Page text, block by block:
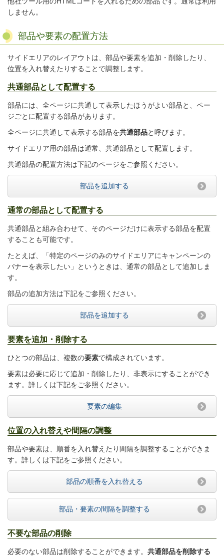
しません。
部品や要素の配置方法
サイドエリアのレイアウトは、部品や要素を追加・削除したり、
位置を入れ替えたりすることで調整します。
共通部品として配置する
部品には、全ページに共通して表示したほうがよい部品と、ペー
ジごとに配置する部品があります。
全ページに共通して表示する部品を共通部品と呼びます。
サイドエリア用の部品は通常、共通部品として配置します。
共通部品の配置方法は下記のページをご参照ください。
部品を追加する
通常の部品として配置する
共通部品と組み合わせて、そのページだけに表示する部品を配置
することも可能です。
たとえば、「特定のページのみのサイドエリアにキャンペーンの
バナーを表示したい」というときは、通常の部品として追加しま
す。
部品の追加方法は下記をご参照ください。
部品を追加する
要素を追加・削除する
ひとつの部品は、複数の要素で構成されています。
要素は必要に応じて追加・削除したり、非表示にすることができ
ます。 詳しくは下記をご参照ください。
要素の編集
位置の入れ替えや間隔の調整
部品や要素は、順番を入れ替えたり間隔を調整することができま
す。詳しくは下記をご参照ください。
部品の順番を入れ替える
部品・要素の間隔を調整する
不要な部品の削除
必要のない部品は削除することができます。 共通部品を削除する